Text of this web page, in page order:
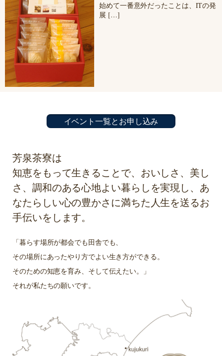
始めて一番意外だったことは、ITの発
展 […]
イベント一覧とお申し込み
芳泉茶寮は
知恵をもって生きることで、おいしさ、美し
さ、調和のある心地よい暮らしを実現し、あ
なたらしい心の豊かさに満ちた人生を送るお
手伝いをします。
「暮らす場所が都会でも田舎でも、
その場所にあったやり方でよい生き方ができる。
そのための知恵を育み、そして伝えたい。」
それが私たちの願いです。